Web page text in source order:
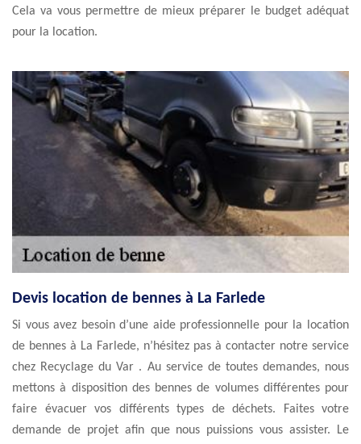
Cela va vous permettre de mieux préparer le budget adéquat
pour la location.
Devis location de bennes à La Farlede
Si vous avez besoin d’une aide professionnelle pour la location
de bennes à La Farlede, n’hésitez pas à contacter notre service
chez Recyclage du Var . Au service de toutes demandes, nous
mettons à disposition des bennes de volumes différentes pour
faire évacuer vos différents types de déchets. Faites votre
demande de projet afin que nous puissions vous assister. Le